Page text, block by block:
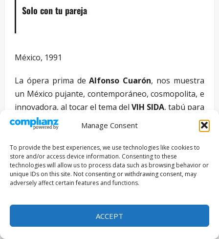
Manage Consent
To provide the best experiences, we use technologies like cookies to
store and/or access device information. Consenting to these
technologies will allow us to process data such as browsing behavior or
unique IDs on this site. Not consenting or withdrawing consent, may
adversely affect certain features and functions.
ACCEPT
Solo con tu pareja
México, 1991
La ópera prima de Alfonso Cuarón, nos muestra
un México pujante, contemporáneo, cosmopolita, e
innovadora, al tocar el tema delVIH SIDA, tabú para
la época. La historia cuenta la vida de Tomás
Tomás, interpretado por el actor
Daniel Giménez
Cacho, un publicista exitoso y mujeriego que tiene
un fugaz romance con Silvana, enfermera del
consultorio de su mejor amigo. Al verse en una
situación embarazosa, donde Tomás tiene que salir
de sus amigos, vecinos de a lado, conoce a Clarisa,
una sobrecargo que vive en el departamento